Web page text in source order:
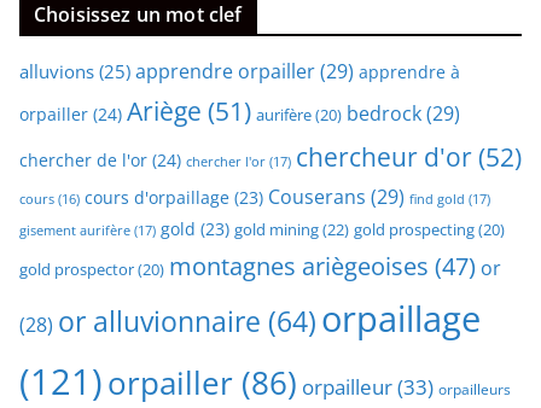
Choisissez un mot clef
alluvions (25) apprendre orpailler(29) apprendre à
orpailler (24) Ariège (51) aurifère(20) bedrock(29)
chercher de l'or (24) chercher l'or (17) chercheur d'or(52)
cours (16) cours d'orpaillage (23) Couserans (29) find gold (17)
gisement aurifère (17) gold (23) gold mining(22) gold prospecting(20)
gold prospector(20) montagnes ariègeoises (47) or
(28) or alluvionnaire (64)orpaillage
(121)orpailler (86) orpailleur(33) orpailleurs